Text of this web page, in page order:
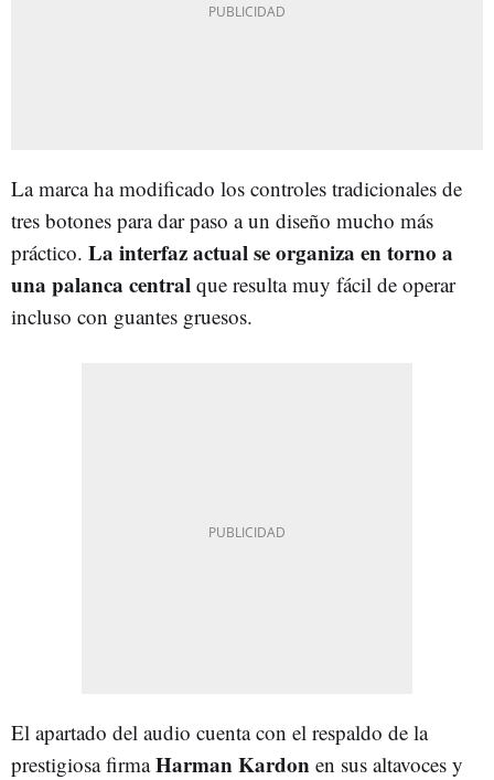
La marca ha modificado los controles tradicionales de
tres botones para dar paso a un diseño mucho más
práctico. La interfaz actual se organiza en torno a
una palanca central que resulta muy fácil de operar
incluso con guantes gruesos.
El apartado del audio cuenta con el respaldo de la
prestigiosa firmaHarman Kardon en sus altavoces y